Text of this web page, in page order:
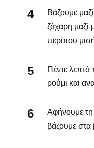
Βάζουμε
ζάχαρη μαζί
περίπου
Πέντε λεπτά
ρούμι και
Αφήνουμε τη
βάζουμε στα